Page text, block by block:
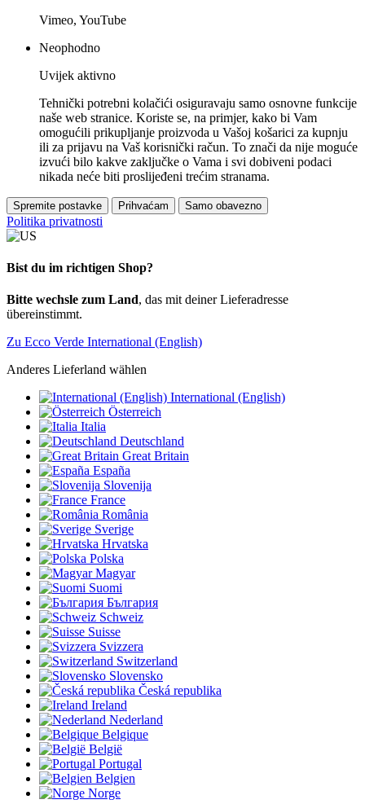
Vimeo, YouTube
Neophodno
Uvijek aktivno
Tehnički potrebni kolačići osiguravaju samo osnovne funkcije
naše web stranice. Koriste se, na primjer, kako bi Vam
omogućili prikupljanje proizvoda u Vašoj košarici za kupnju
ili za prijavu na Vaš korisnički račun. To znači da nije moguće
izvući bilo kakve zaključke o Vama i svi dobiveni podaci
nikada neće biti proslijeđeni trećim stranama.
Spremite postavke Prihvaćam Samo obavezno
Politika privatnosti
Bist du im richtigen Shop?
Bitte wechsle zum Land, das mit deiner Lieferadresse
übereinstimmt.
Zu Ecco Verde International (English)
Anderes Lieferland wählen
International (English)
Österreich
Italia
Deutschland
Great Britain
España
Slovenija
France
România
Sverige
Hrvatska
Polska
Magyar
Suomi
България
Schweiz
Suisse
Svizzera
Switzerland
Slovensko
Česká republika
Ireland
Nederland
Belgique
België
Portugal
Belgien
Norge